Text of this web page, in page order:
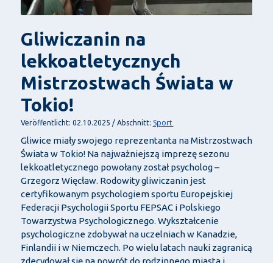
Gliwiczanin na
lekkoatletycznych
Mistrzostwach Świata w
Tokio!
Veröffentlicht: 02.10.2025 / Abschnitt: Sport
Gliwice miały swojego reprezentanta na Mistrzostwach
Świata w Tokio! Na najważniejszą imprezę sezonu
lekkoatletycznego powołany został psycholog –
Grzegorz Więcław. Rodowity gliwiczanin jest
certyfikowanym psychologiem sportu Europejskiej
Federacji Psychologii Sportu FEPSAC i Polskiego
Towarzystwa Psychologicznego. Wykształcenie
psychologiczne zdobywał na uczelniach w Kanadzie,
Finlandii i w Niemczech. Po wielu latach nauki zagranicą
zdecydował się na powrót do rodzinnego miasta i